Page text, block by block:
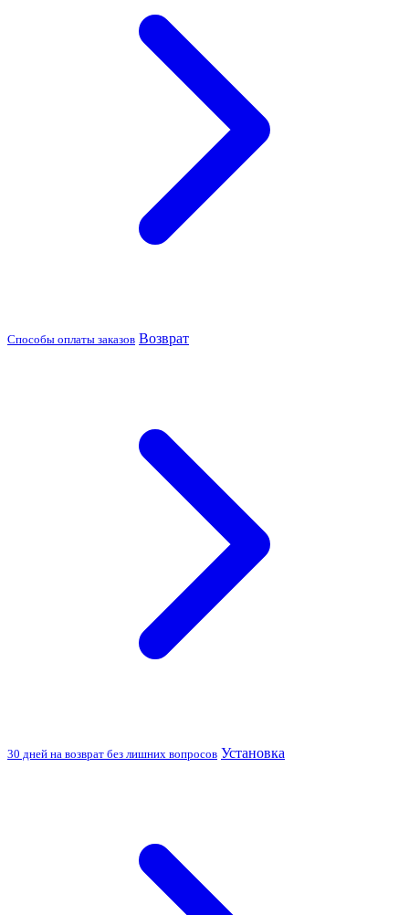
Способы оплаты заказов Возврат
30 дней на возврат без лишних вопросов Установка